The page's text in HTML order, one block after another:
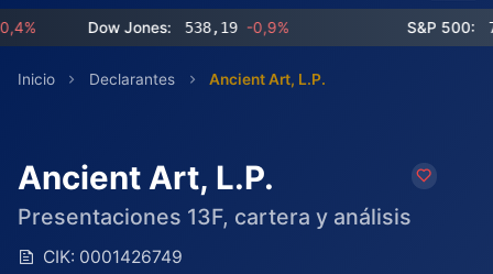
Dow Jones: 538,19 -0,9% S&P 500:
Inicio Declarantes Ancient Art, L.P.
Ancient Art, L.P.
Presentaciones 13F, cartera y análisis
CIK: 0001426749